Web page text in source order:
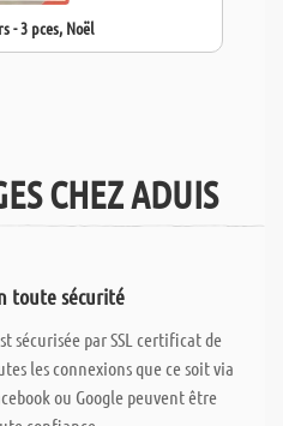
- 3 pces, Noël
CHEZ ADUIS
toute sécurité
sécurisée par SSL certificat de
les connexions que ce soit via
ou Google peuvent être